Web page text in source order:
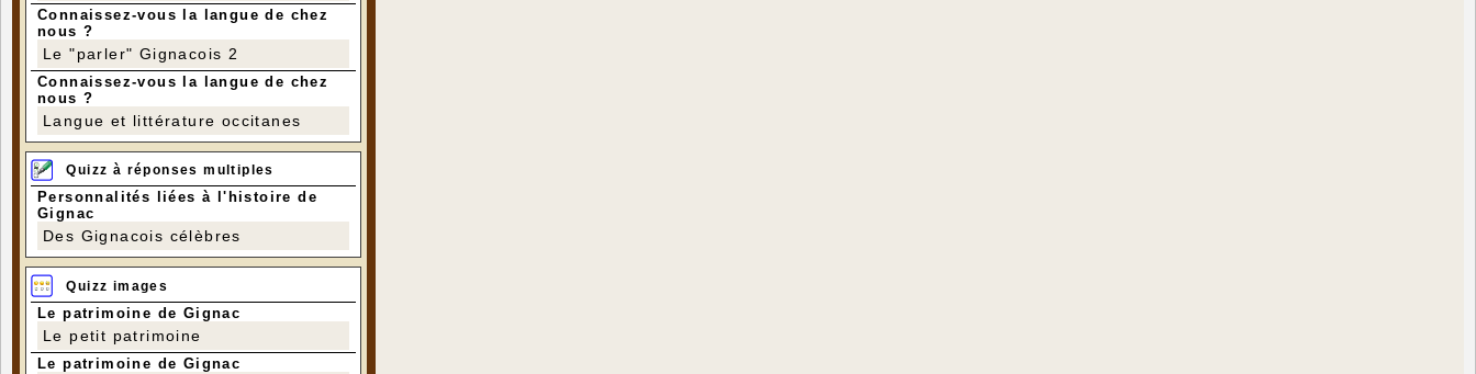
Connaissez-vous la langue de chez
nous ?
Le "parler" Gignacois 2
Connaissez-vous la langue de chez
nous ?
Langue et littérature occitanes
Quizz à réponses multiples
Personnalités liées à l'histoire de
Gignac
Des Gignacois célèbres
Quizz images
Le patrimoine de Gignac
Le petit patrimoine
Le patrimoine de Gignac